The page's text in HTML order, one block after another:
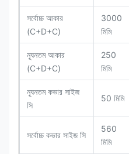
সর্বোচ্চ আকার
(C+D+C)
3000
মিমি
ন্যূনতম আকার
(C+D+C)
250
মিমি
ন্যূনতম কভার সাইজ
সি
50 মিমি
সর্বোচ্চ কভার সাইজ সি
560
মিমি